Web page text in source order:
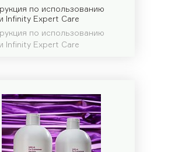
по использованию
Infinity Expert Care
по использованию
Infinity Expert Care